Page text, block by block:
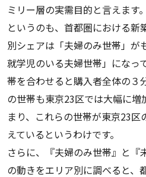
ミリー層の実需目的と言えます。
というのも、首都圏における新
別シェアは「夫婦のみ世帯」が
就学児のいる夫婦世帯」になっ
帯を合わせると購入者全体の３
の世帯も東京23区では大幅に
まり、これらの世帯が東京23
えているというわけです。
さらに、『夫婦のみ世帯』と『
の動きをエリア別に調べると、